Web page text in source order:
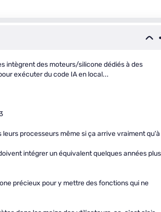
intègrent des moteurs/silicone dédiés à des
exécuter du code IA en local...
processeurs même si ça arrive vraiment qu'à
intégrer un équivalent quelques années plus
précieux pour y mettre des fonctions qui ne